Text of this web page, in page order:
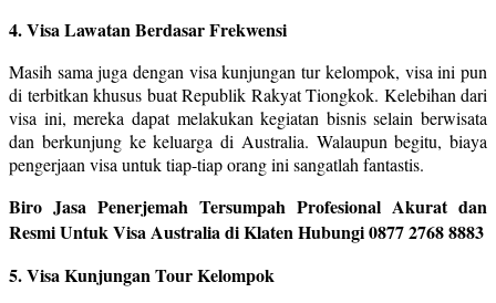
4. Visa Lawatan Berdasar Frekwensi
Masih sama juga dengan visa kunjungan tur kelompok, visa ini pun
di terbitkan khusus buat Republik Rakyat Tiongkok. Kelebihan dari
visa ini, mereka dapat melakukan kegiatan bisnis selain berwisata
dan berkunjung ke keluarga di Australia. Walaupun begitu, biaya
pengerjaan visa untuk tiap-tiap orang ini sangatlah fantastis.
Biro Jasa Penerjemah Tersumpah Profesional Akurat dan
Resmi Untuk Visa Australia di Klaten Hubungi 0877 2768 8883
5. Visa Kunjungan Tour Kelompok